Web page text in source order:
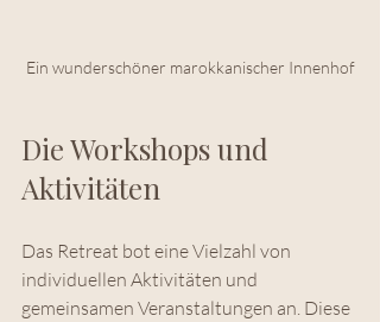
Ein wunderschöner marokkanischer Innenhof
Die Workshops und
Aktivitäten
Das Retreat bot eine Vielzahl von
individuellen Aktivitäten und
gemeinsamen Veranstaltungen an. Diese